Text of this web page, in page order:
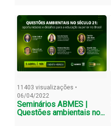
11403 visualizações •
06/04/2022
Seminários ABMES |
Questões ambientais no...